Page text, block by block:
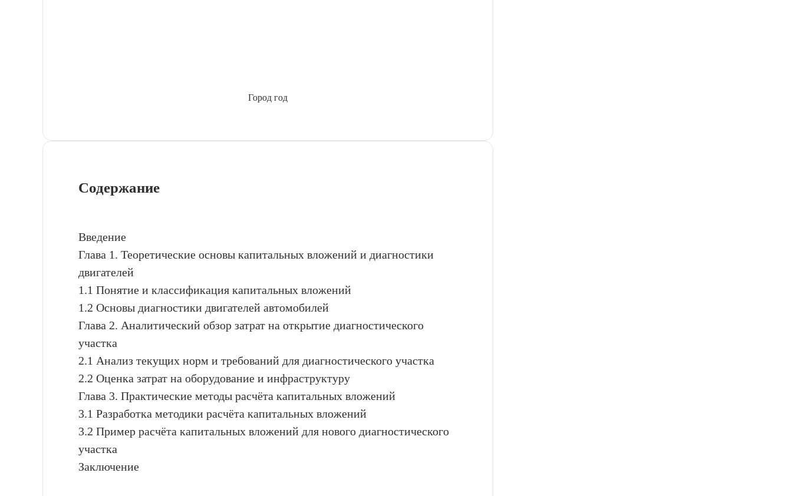
Город год
Содержание
Введение
Глава 1. Теоретические основы капитальных вложений и диагностики
двигателей
1.1 Понятие и классификация капитальных вложений
1.2 Основы диагностики двигателей автомобилей
Глава 2. Аналитический обзор затрат на открытие диагностического
участка
2.1 Анализ текущих норм и требований для диагностического участка
2.2 Оценка затрат на оборудование и инфраструктуру
Глава 3. Практические методы расчёта капитальных вложений
3.1 Разработка методики расчёта капитальных вложений
3.2 Пример расчёта капитальных вложений для нового диагностического
участка
Заключение